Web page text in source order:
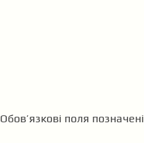
Обов’язкові поля позначені